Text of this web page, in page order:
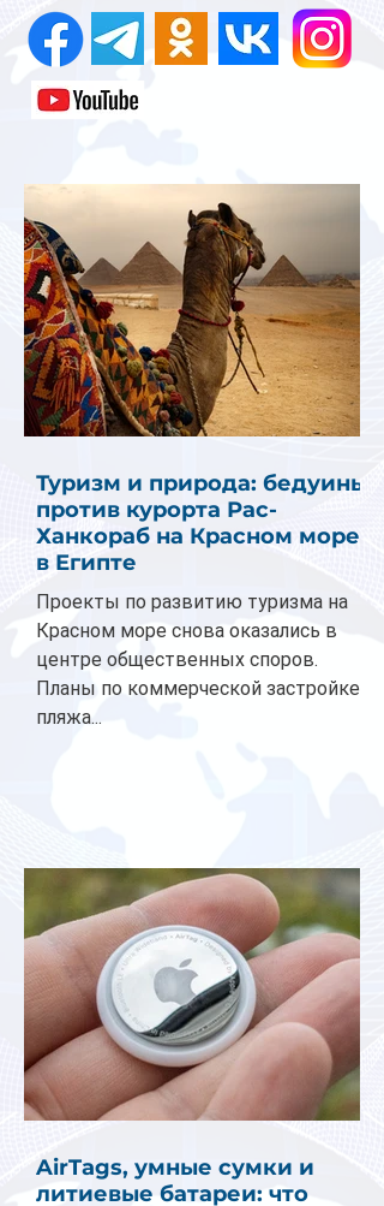
Туризм и природа: бедуины
против курорта Рас-
Ханкораб на Красном море
в Египте
Проекты по развитию туризма на
Красном море снова оказались в
центре общественных споров.
Планы по коммерческой застройке
пляжа...
AirTags, умные сумки и
литиевые батареи: что